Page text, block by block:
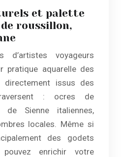
et palette
roussillon,
voyageurs
pratique aquarelle des
directement issus des
: ocres de
de Sienne italiennes,
locales. Même si
des godets
enrichir votre